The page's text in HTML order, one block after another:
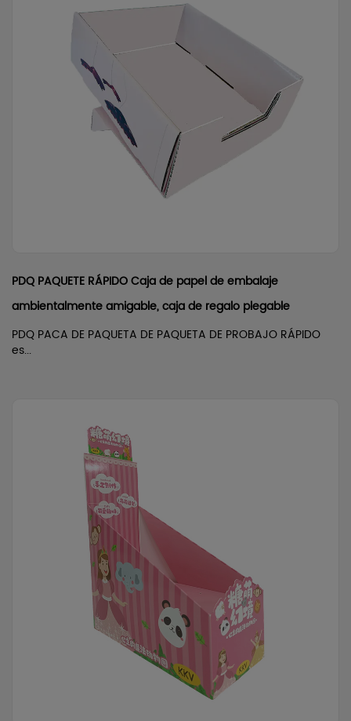
PDQ PAQUETE RÁPIDO Caja de papel de embalaje
ambientalmente amigable, caja de regalo plegable
PDQ PACA DE PAQUETA DE PAQUETA DE PROBAJO RÁPIDO
es...